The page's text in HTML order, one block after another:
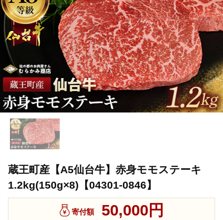
蔵王町産【A5仙台牛】赤身モモステーキ
1.2kg(150g×8)【04301-0846】
寄付額 50,000円